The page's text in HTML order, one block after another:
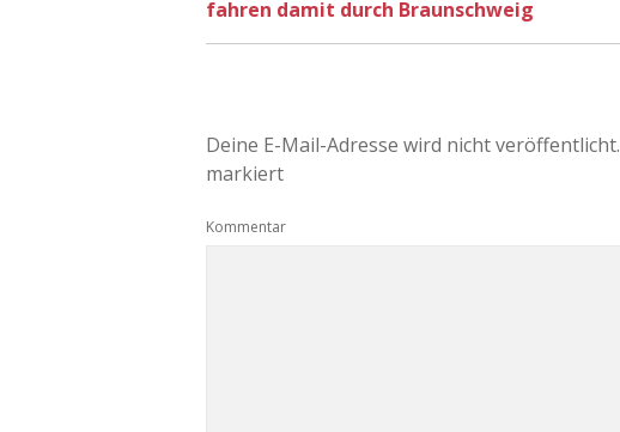
fahren damit durch Braunschweig
Deine E-Mail-Adresse wird nicht veröffentlicht.
markiert
Kommentar